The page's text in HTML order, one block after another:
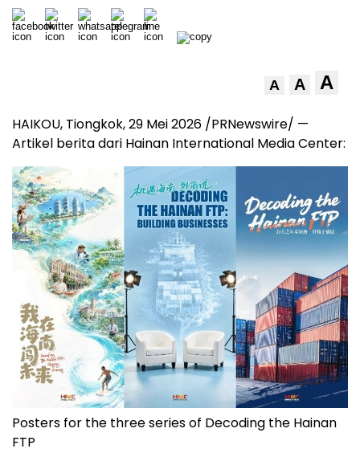
A A A
HAIKOU, Tiongkok, 29 Mei 2026 /PRNewswire/ —
Artikel berita dari Hainan International Media Center:
Posters for the three series of Decoding the Hainan
FTP